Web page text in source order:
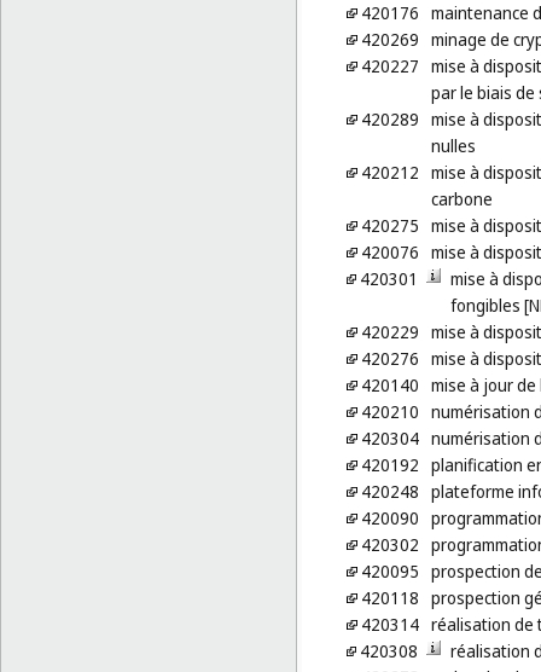
420176 maintenance
420269 minage de
420227 mise à
par le biais de
420289 mise à
nulles
420212 mise à
carbone
420275 mise à
420076 mise à
420301
mise à
fongibles
420229 mise à
420276 mise à
420140 mise à jour de
420210 numérisation
420304 numérisation
420192 planification
420248 plateforme
420090
420302
420095 prospection
420118 prospection
420314 réalisation de
420308
réalisation